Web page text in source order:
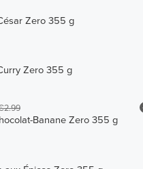
Zero 355 g
Zero 355 g
Banane Zero 355 g